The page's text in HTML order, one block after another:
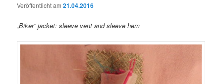
Veröffentlicht am21.04.2016
„Biker“ jacket: sleeve vent and sleeve hem